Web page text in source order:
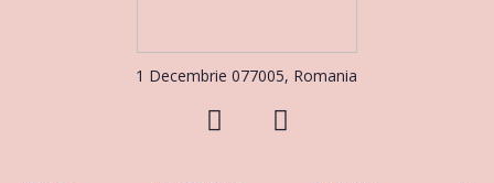
1 Decembrie 077005, Romania